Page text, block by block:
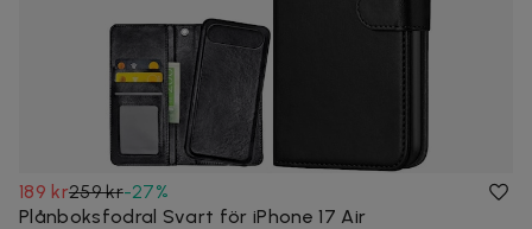
189 kr259 kr-27%
Plånboksfodral Svart för iPhone 17 Air